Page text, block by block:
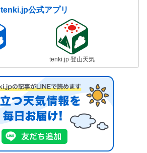
tenki.jp公式アプリ
tenki.jp 登山天気